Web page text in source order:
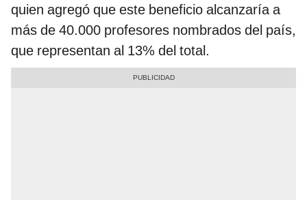
quien agregó que este beneficio alcanzaría a
más de 40.000 profesores nombrados del país,
que representan al 13% del total.